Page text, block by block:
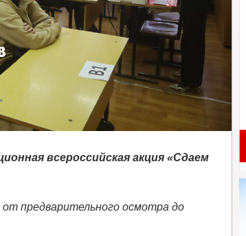
всероссийская акция «Сдаем
предварительного осмотра до